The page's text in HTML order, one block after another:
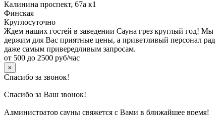
Калинина проспект, 67а к1
Финская
Круглосуточно
Ждем наших гостей в заведении Сауна грез круглый год! Мы
держим для Вас приятные цены, а приветливый персонал рад
даже самым привередливым запросам.
от 500 до 2500 руб/час
×
Спасибо за звонок!
Спасибо за Ваш звонок!
Администратор сауны свяжется с Вами в ближайшее время!